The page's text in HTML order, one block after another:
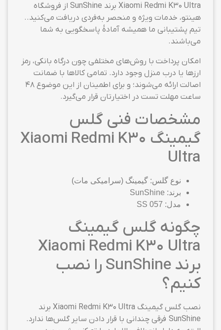
Xiaomi Redmi K30 Ultra برند SunShine از فروشگاه
هینتو، خدمات ویژه و منحصر به‌فردی دریافت می‌کنید..
تیم پشتیبانی ما همیشه آمادهٔ پاسخگویی به شما
می‌باشند.
امکان پرداخت با روش‌های مختلفی چون درگاه بانکی، رمز
ارزها یا درب منزل وجود دارد. تمامی کالاها با ضمانت
اصالت ارائه می‌شوند؛ و برای اطمینان از این موضوع ۴۸
ساعت مهلت تست در اختیارتان قرار می‌گیرد.
مشخصات فنی گلس
گیمینگ Xiaomi Redmi K30
Ultra
نوع گلس: گیمینگ (سرامیکی مات)
برند: SunShine
مدل: SS 057
چگونه گلس گیمینگ
Xiaomi Redmi K30 Ultra
برند SunShine را نصب
کنیم؟
نصب گلس گیمینگ Xiaomi Redmi K30 Ultra برند
SunShine فرقی چندانی با قرار دادن سایر گلس‌ها ندارد.